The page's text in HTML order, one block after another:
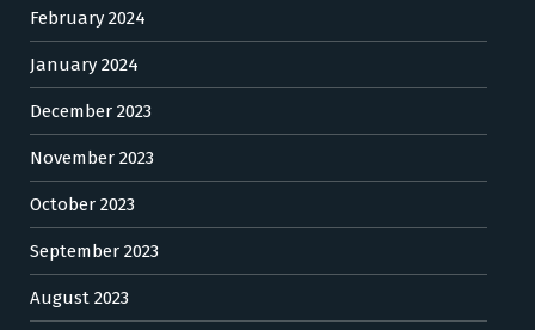
February 2024
January 2024
December 2023
November 2023
October 2023
September 2023
August 2023